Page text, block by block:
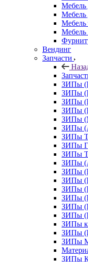
Мебель
Мебель
Мебель
Мебель
Вендинг
Запчасти
ЗИПы
ЗИПы
ЗИПы
ЗИПы
ЗИПы
ЗИПы
ЗИПы
ЗИПы
ЗИПы
ЗИПы
ЗИПы
ЗИПы
ЗИПы
ЗИПы
ЗИПы
ЗИПы
ЗИПы к
ЗИПы
ЗИПы
ЗИПы